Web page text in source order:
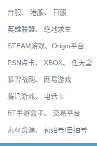
台服、 港服、 日服
英雄联盟、 绝地求生
STEAM游戏、 Origin平台
PSN点卡、 XBOX、 任天堂
暴雪战网、 网易游戏
腾讯游戏、 电话卡
BT手游盒子、 交易平台
素材资源、 初始号/自抽号